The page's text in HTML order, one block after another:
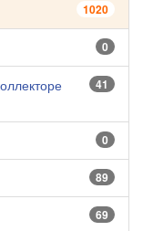
1020
0
41
0
89
69